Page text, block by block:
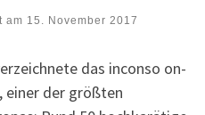
am 15. November 2017
das inconso on-
einer der größten